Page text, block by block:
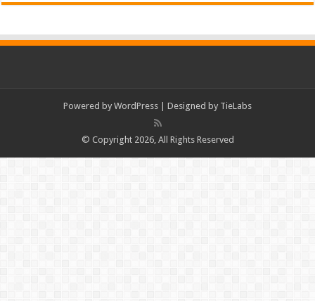
Powered by WordPress | Designed by TieLabs
© Copyright 2026, All Rights Reserved